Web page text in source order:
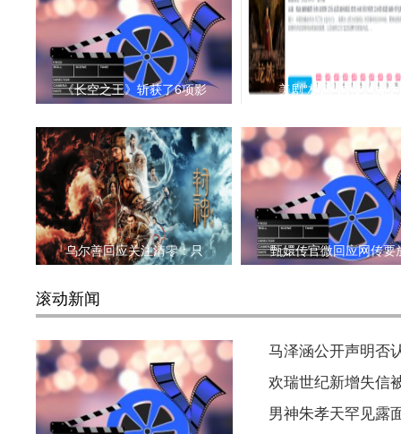
《长空之王》斩获了6项影 美剧“权游”前传《龙之
乌尔善回应关注清零：只 甄嬛传官微回应网传要
滚动新闻
马泽涵公开声明否
欢瑞世纪新增失信
男神朱孝天罕见露